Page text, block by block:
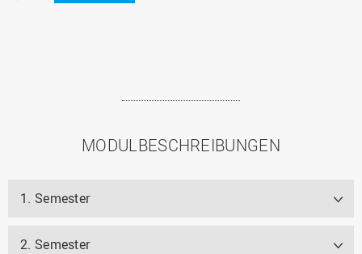
MODULBESCHREIBUNGEN
1. Semester
2. Semester